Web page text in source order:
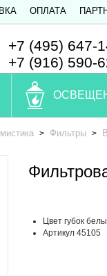
ОПЛАТА
+7 (495) 647-
+7 (916) 590-
> Фильтры >
Цвет губок
Артикул 45105